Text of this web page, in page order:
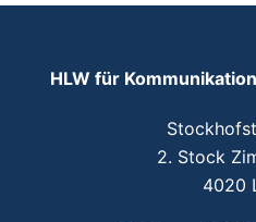
HLW für
2. Stock
4020